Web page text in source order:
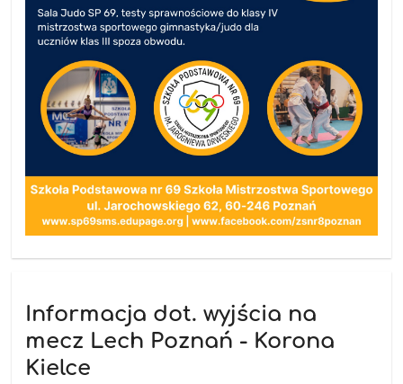
Informacja dot. wyjścia na
mecz Lech Poznań - Korona
Kielce